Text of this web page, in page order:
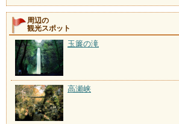
周辺の
観光スポット
玉簾の滝
高瀬峡